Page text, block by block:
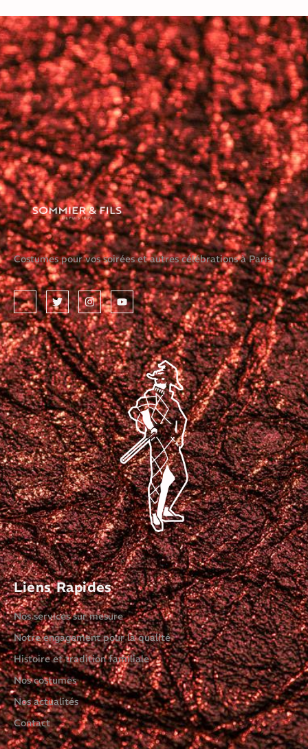
Costumes pour vos soirées et autres célébrations à Paris
Liens Rapides
Nos services sur mesure
Notre engagement pour la qualité
Histoire et tradition familiale
Nos costumes
Nos actualités
Contact